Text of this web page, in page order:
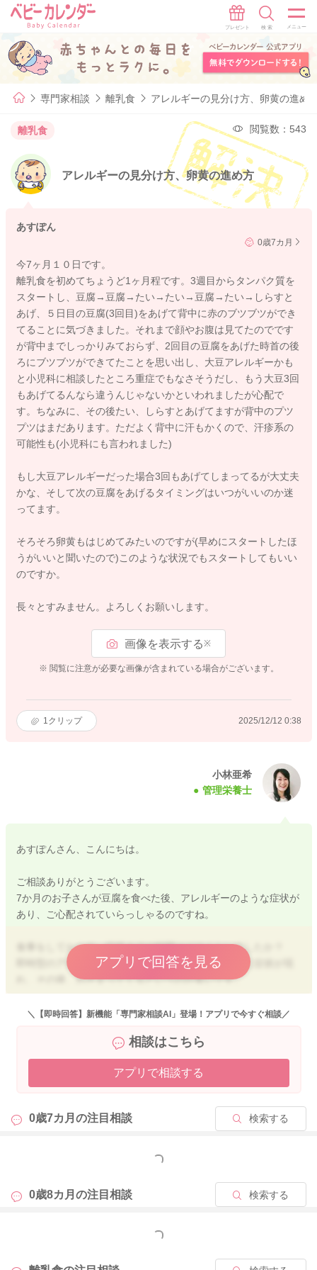
専門家相談 離乳食 アレルギーの見分け方、卵黄の進め
離乳食 閲覧数：543
アレルギーの見分け方、卵黄の進め方
あすぽん
0歳7カ月
今7ヶ月１０日です。
離乳食を初めてちょうど1ヶ月程です。3週目からタンパク質を
スタートし、豆腐→豆腐→たい→たい→豆腐→たい→しらすと
あげ、５日目の豆腐(3回目)をあげて背中に赤のブツブツができ
てることに気づきました。それまで顔やお腹は見てたのでです
が背中までしっかりみておらず、2回目の豆腐をあげた時首の後
ろにブツブツができてたことを思い出し、大豆アレルギーかも
と小児科に相談したところ重症でもなさそうだし、もう大豆3回
もあげてるんなら違うんじゃないかといわれましたが心配で
す。ちなみに、その後たい、しらすとあげてますが背中のプツ
プツはまだあります。ただよく背中に汗もかくので、汗疹系の
可能性も(小児科にも言われました)
もし大豆アレルギーだった場合3回もあげてしまってるが大丈夫
かな、そして次の豆腐をあげるタイミングはいつがいいのか迷
ってます。
そろそろ卵黄もはじめてみたいのですが(早めにスタートしたほ
うがいいと聞いたので)このような状況でもスタートしてもいい
のですか。
長々とすみません。よろしくお願いします。
画像を表示する※
※ 閲覧に注意が必要な画像が含まれている場合がございます。
1 クリップ 2025/12/12 0:38
小林亜希
管理栄養士
あすぽんさん、こんにちは。
ご相談ありがとうございます。
7か月のお子さんが豆腐を食べた後、アレルギーのような症状が
あり、ご心配されていらっしゃるのですね。
食事をしてからの、症状までの時間はどのくらいでしたか？
即時型のアレルギーの場合、食後すぐ～２時間以内に症状が現
れ、その後、おさまってくるというのが多いです。
→今回、背中のぷつぷつはまだある状況とのことですし、アレ
ルギーの症状である可能性としては低いかなという印象です。
も良いかと思います。
また、卵黄に関しても、お子さんの肌の状態を確認して、食前
ご心配であれば、皮膚科で一度ご相談いただいて、新しい食材
にチャレンジしていくのも良いかと思います。
アプリで回答を見る
2025/12/12 10:54
＼【即時回答】新機能「専門家相談AI」登場！アプリで今すぐ相談／
相談はこちら
アプリで相談する
0歳7カ月の注目相談 検索する
もっと見る
0歳8カ月の注目相談 検索する
もっと見る